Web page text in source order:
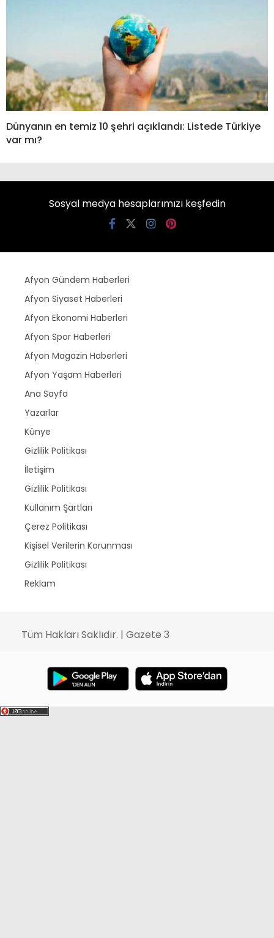
Dünyanın en temiz 10 şehri açıklandı: Listede Türkiye
var mı?
Sosyal medya hesaplarımızı keşfedin
Afyon Gündem Haberleri
Afyon Siyaset Haberleri
Afyon Ekonomi Haberleri
Afyon Spor Haberleri
Afyon Magazin Haberleri
Afyon Yaşam Haberleri
Ana Sayfa
Yazarlar
Künye
Gizlilik Politikası
İletişim
Gizlilik Politikası
Kullanım Şartları
Çerez Politikası
Kişisel Verilerin Korunması
Gizlilik Politikası
Reklam
Tüm Hakları Saklıdır. | Gazete 3